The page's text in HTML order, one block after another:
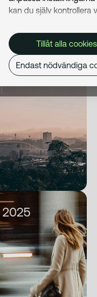
kan du själv kontrollera
Cookiepolicykan du
om hur vi använder
och hur du kan undvika
Mer om behandling av
personuppgifter hittar
Dataskyddspolicy.
Analys
Tillåt alla cookies
Endast nödvändiga